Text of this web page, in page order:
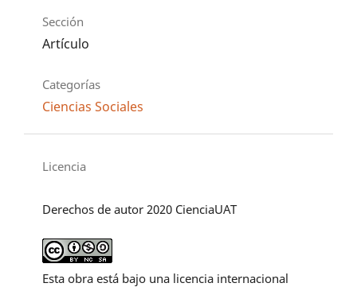
Sección
Artículo
Categorías
Ciencias Sociales
Licencia
Derechos de autor 2020 CienciaUAT
Esta obra está bajo una licencia internacional